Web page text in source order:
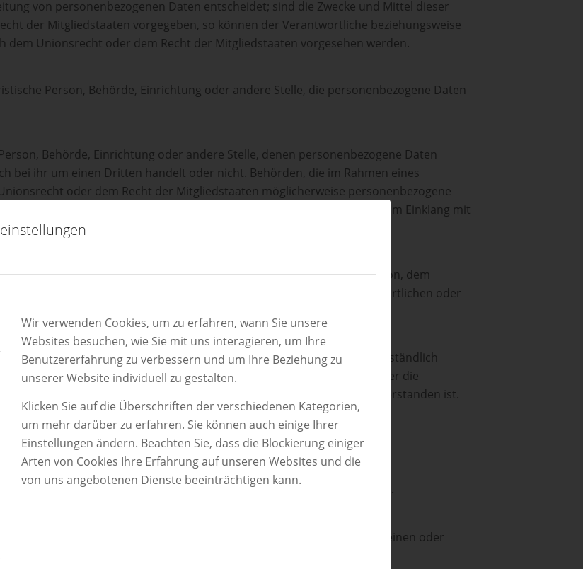
Wir verwenden Cookies, um zu erfahren, wann Sie unsere
Websites besuchen, wie Sie mit uns interagieren, um Ihre
Benutzererfahrung zu verbessern und um Ihre Beziehung zu
unserer Website individuell zu gestalten.
Klicken Sie auf die Überschriften der verschiedenen Kategorien,
um mehr darüber zu erfahren. Sie können auch einige Ihrer
Einstellungen ändern. Beachten Sie, dass die Blockierung einiger
Arten von Cookies Ihre Erfahrung auf unseren Websites und die
von uns angebotenen Dienste beeinträchtigen kann.
von personenbezogenen Daten entscheidet; sind die Zwecke und Mittel dieser
der Mitgliedstaaten vorgegeben, so können der Verantwortliche beziehungsweise
dem Unionsrecht oder dem Recht der Mitgliedstaaten vorgesehen werden.
Person, Behörde, Einrichtung oder andere Stelle, die personenbezogene Daten
Behörde, Einrichtung oder andere Stelle, denen personenbezogene Daten
bei ihr um einen Dritten handelt oder nicht. Behörden, die im Rahmen eines
oder dem Recht der Mitgliedstaaten möglicherweise personenbezogene
die Verarbeitung dieser Daten durch die genannten Behörden erfolgt im Einklang mit
Zwecken der Verarbeitung.
Behörde, Einrichtung oder andere Stelle, außer der betroffenen Person, dem
Personen, die unter der unmittelbaren Verantwortung des Verantwortlichen oder
Daten zu verarbeiten.
freiwillig für den bestimmten Fall, in informierter Weise und unmissverständlich
oder einer sonstigen eindeutigen bestätigenden Handlung, mit der die
der Verarbeitung der sie betreffenden personenbezogenen Daten einverstanden ist.
rechtmäßig, wenn für die Verarbeitung eine Rechtsgrundlage besteht.
Artikel 6 Abs. 1 lit. a – f DSGVO insbesondere sein:
der Verarbeitung der sie betreffenden personenbezogenen Daten für einen oder